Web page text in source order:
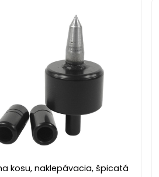
kosu, naklepávacia, špicatá